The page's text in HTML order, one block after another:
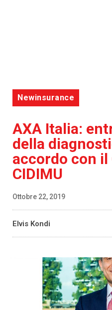
Newinsurance
AXA Italia:
della
accordo con il
CIDIMU
Ottobre 22, 2019
Elvis Kondi